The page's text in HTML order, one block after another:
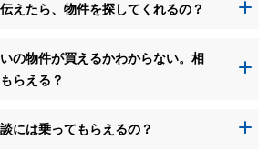
えたら、物件を探してくれるの？
の物件が買えるかわからない。相
らえる？
には乗ってもらえるの？